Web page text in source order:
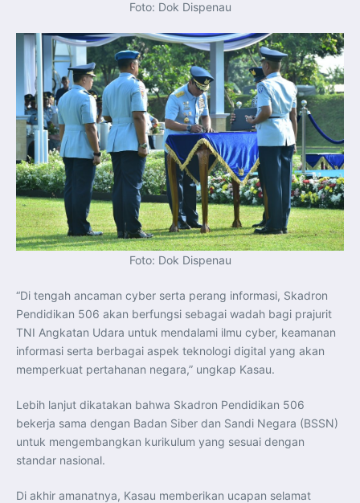
Foto: Dok Dispenau
Foto: Dok Dispenau
“Di tengah ancaman cyber serta perang informasi, Skadron
Pendidikan 506 akan berfungsi sebagai wadah bagi prajurit
TNI Angkatan Udara untuk mendalami ilmu cyber, keamanan
informasi serta berbagai aspek teknologi digital yang akan
memperkuat pertahanan negara,” ungkap Kasau.
Lebih lanjut dikatakan bahwa Skadron Pendidikan 506
bekerja sama dengan Badan Siber dan Sandi Negara (BSSN)
untuk mengembangkan kurikulum yang sesuai dengan
standar nasional.
Di akhir amanatnya, Kasau memberikan ucapan selamat